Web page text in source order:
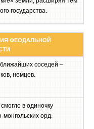
государства.
ФЕОДАЛЬНОЙ
соседей –
немцев.
в одиночку
монгольских орд.